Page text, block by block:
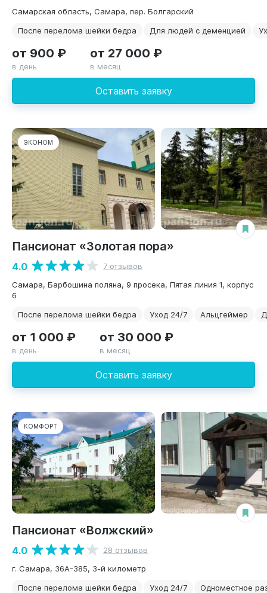
Самарская область, Самара, пер. Болгарский
После перелома шейки бедра
Для людей с деменцией
Оставить заявку
от 900 ₽
в день
от 27 000 ₽
в месяц
ЭКОНОМ
Пансионат «Золотая пора»
4.0
7 отзывов
Самара, Барбошина поляна, 9 просека, Пятая линия 1, корпус
6
После перелома шейки бедра
Уход 24/7 Альцгеймер
Оставить заявку
от 1 000 ₽
в день
от 30 000 ₽
в месяц
КОМФОРТ
Пансионат «Волжский»
4.0
28 отзывов
г. Самара, 36А-385, 3-й километр
После перелома шейки бедра
Уход 24/7 Одноместное